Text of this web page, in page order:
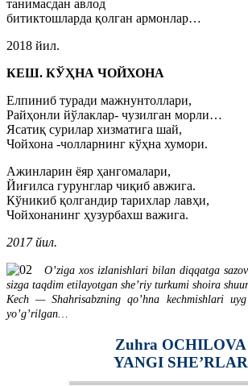
танимасдан авлод
битиктошларда қолган армонлар…
2018 йил.
КЕШ. КЎҲНА ЧОЙХОНА
Елпиниб туради мажнунтоллари,
Райҳонли йўлаклар- чузилган морли…
Ясатиқ сурилар хизматига шай,
Чойхона -чолларнинг кўҳна хумори.
Ажинларин ёяр ҳангомалари,
Йиғилса гурунглар чиқиб авжига.
Кўникиб қолгандир тарихлар лавҳи,
Чойхонанинг ҳузурбахш важига.
2017 йил.
O’ziga xos izlanishlari bilan diqqatga
sizga taqdim etilayotgan she’riy turkumi shoira
Kech — Shahrisabzning qo’hna kechmishlari
yo’g’rilgan…
Zuhra OCHILOVA
YANGI SHE’RLAR